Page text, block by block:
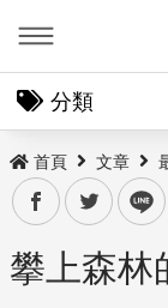
分類
首頁 文章
facebooktwitter line
攀上森林